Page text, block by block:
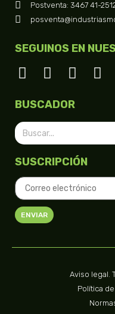
Postventa: 3467 41-
SEGUINOS EN
BUSCADOR
SUSCRIPCIÓN
ENVIAR
Aviso legal.
Política